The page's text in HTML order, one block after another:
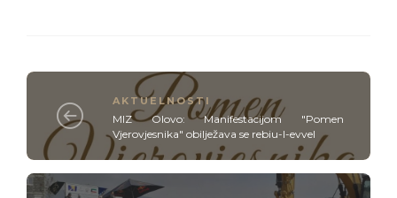
AKTUELNOSTI
MIZ Olovo: Manifestacijom "Pomen
Vjerovjesnika" obilježava se rebiu-l-evvel